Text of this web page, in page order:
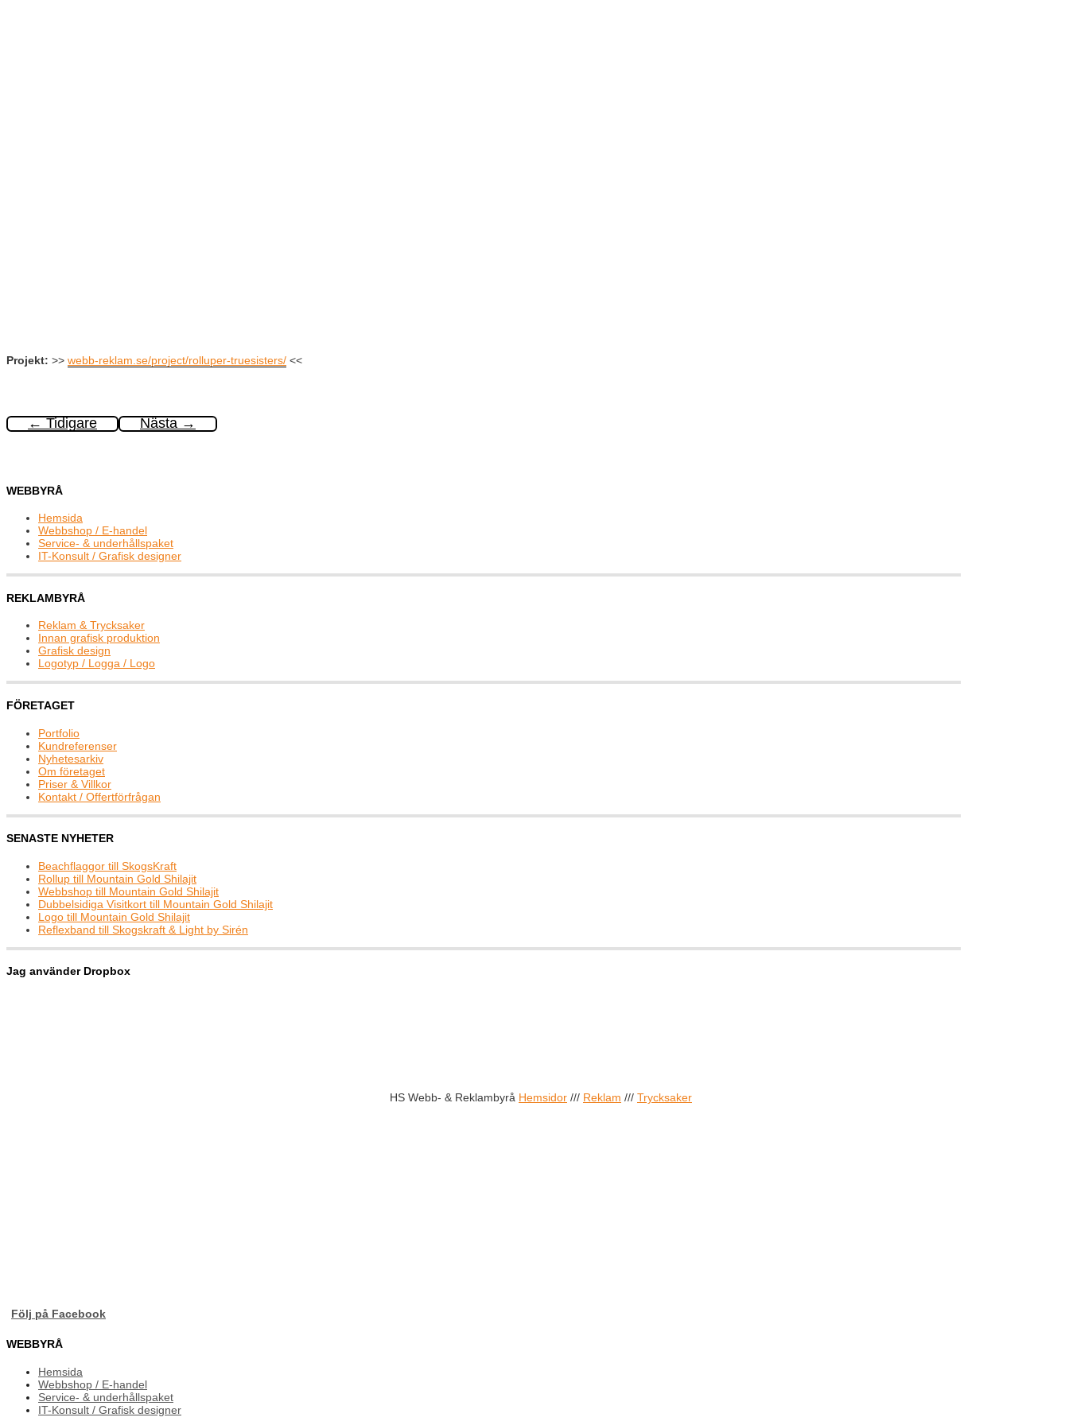
Projekt: >> webb-reklam.se/project/rolluper-truesisters/ <<
← Tidigare Nästa →
WEBBYRÅ
Hemsida
Webbshop / E-handel
Service- & underhållspaket
IT-Konsult / Grafisk designer
REKLAMBYRÅ
Reklam & Trycksaker
Innan grafisk produktion
Grafisk design
Logotyp / Logga / Logo
FÖRETAGET
Portfolio
Kundreferenser
Nyhetesarkiv
Om företaget
Priser & Villkor
Kontakt / Offertförfrågan
SENASTE NYHETER
Beachflaggor till SkogsKraft
Rollup till Mountain Gold Shilajit
Webbshop till Mountain Gold Shilajit
Dubbelsidiga Visitkort till Mountain Gold Shilajit
Logo till Mountain Gold Shilajit
Reflexband till Skogskraft & Light by Sirén
Jag använder Dropbox
HS Webb- & Reklambyrå Hemsidor /// Reklam /// Trycksaker
Följ på Facebook
WEBBYRÅ
Hemsida
Webbshop / E-handel
Service- & underhållspaket
IT-Konsult / Grafisk designer